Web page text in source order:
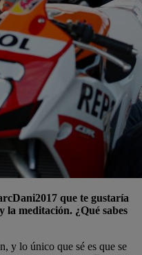
que te gustaría
la meditación. ¿Qué sabes
y lo único que sé es que se